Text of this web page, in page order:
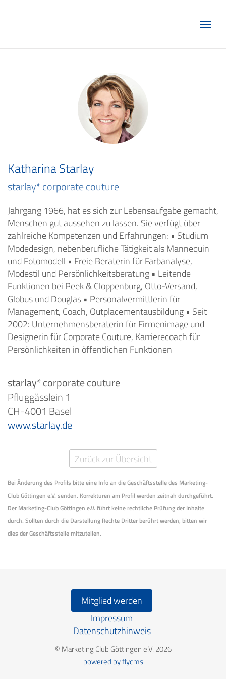
Katharina Starlay
starlay* corporate couture
Jahrgang 1966, hat es sich zur Lebensaufgabe gemacht,
Menschen gut aussehen zu lassen. Sie verfügt über
zahlreiche Kompetenzen und Erfahrungen: • Studium
Modedesign, nebenberufliche Tätigkeit als Mannequin
und Fotomodell • Freie Beraterin für Farbanalyse,
Modestil und Persönlichkeitsberatung • Leitende
Funktionen bei Peek & Cloppenburg, Otto-Versand,
Globus und Douglas • Personalvermittlerin für
Management, Coach, Outplacementausbildung • Seit
2002: Unternehmensberaterin für Firmenimage und
Designerin für Corporate Couture, Karrierecoach für
Persönlichkeiten in öffentlichen Funktionen
starlay* corporate couture
Pfluggässlein 1
CH-4001 Basel
www.starlay.de
Zurück zur Übersicht
Bei Änderung des Profils bitte eine Info an die Geschäftsstelle des Marketing-
Club Göttingen e.V. senden. Korrekturen am Profil werden zeitnah durchgeführt.
Der Marketing-Club Göttingen e.V. führt keine rechtliche Prüfung der Inhalte
durch. Sollten durch die Darstellung Rechte Dritter berührt werden, bitten wir
dies der Geschäftsstelle mitzuteilen.
Mitglied werden
Impressum
Datenschutzhinweis
© Marketing Club Göttingen e.V. 2026
powered by flycms